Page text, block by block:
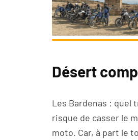
Désert
Les Bardenas : quel
risque de casser le
moto. Car, à part le